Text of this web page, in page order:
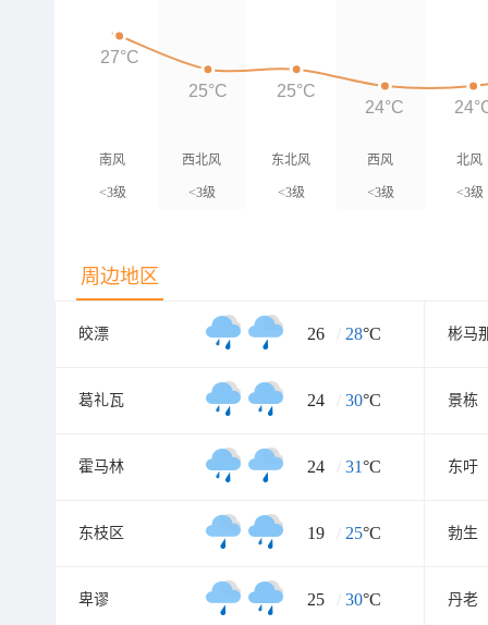
南风
<3级
西北风
<3级
东北风
<3级
西风
<3级
北风
<3级
27°C
25°C 25°C
24°C
周边地区
皎漂 26 / 28°C 彬马
葛礼瓦 24 / 30°C 景栋
霍马林 24 / 31°C 东吁
东枝区 19 / 25°C 勃生
卑谬 25 / 30°C 丹老